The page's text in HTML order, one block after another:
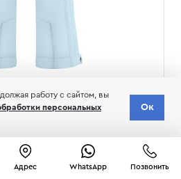
Blanc W21-0820-WO/A
Адрес WhatsApp Позвонить
работу с сайтом, вы
персональных
Ок